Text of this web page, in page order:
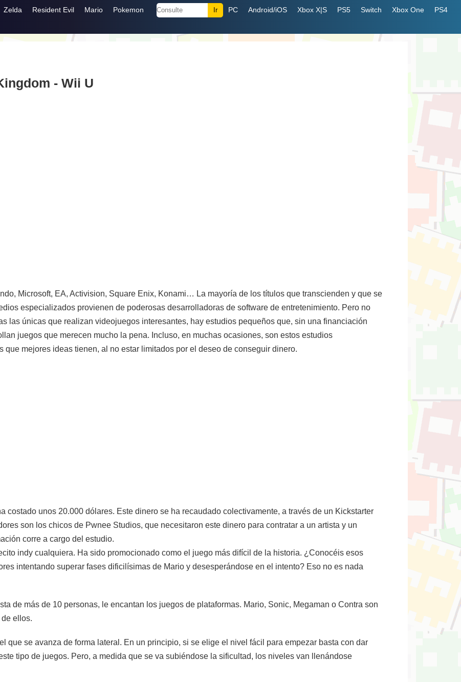
Zelda Resident Evil Mario Pokemon PC Android/iOS Xbox X|S PS5 Switch Xbox One
PS4
- Wii U
Microsoft, EA, Activision, Square Enix, Konami… La mayoría de los títulos que transcienden y que se
especializados provienen de poderosas desarrolladoras de software de entretenimiento. Pero no
las únicas que realizan videojuegos interesantes, hay estudios pequeños que, sin una financiación
juegos que merecen mucho la pena. Incluso, en muchas ocasiones, son estos estudios
que mejores ideas tienen, al no estar limitados por el deseo de conseguir dinero.
costado unos 20.000 dólares. Este dinero se ha recaudado colectivamente, a través de un Kickstarter
son los chicos de Pwnee Studios, que necesitaron este dinero para contratar a un artista y un
corre a cargo del estudio.
indy cualquiera. Ha sido promocionado como el juego más difícil de la historia. ¿Conocéis esos
intentando superar fases dificilísimas de Mario y desesperándose en el intento? Eso no es nada
de más de 10 personas, le encantan los juegos de plataformas. Mario, Sonic, Megaman o Contra son
ellos.
que se avanza de forma lateral. En un principio, si se elige el nivel fácil para empezar basta con dar
tipo de juegos. Pero, a medida que se va subiéndose la sificultad, los niveles van llenándose